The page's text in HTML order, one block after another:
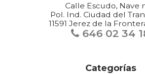
Calle Escudo, Nave
Pol. Ind. Ciudad del
11591 Jerez de la
646 02 34
Categorías